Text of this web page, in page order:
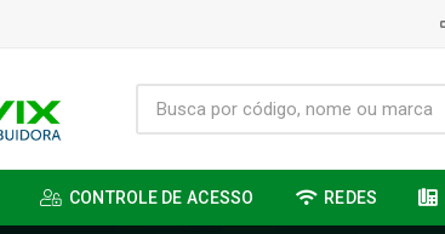
CONTROLE DE ACESSO REDES